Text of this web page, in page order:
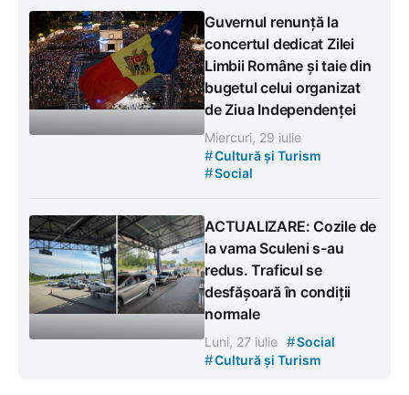
Guvernul renunță la
concertul dedicat Zilei
Limbii Române și taie din
bugetul celui organizat
de Ziua Independenței
Miercuri, 29 iulie
#Cultură și Turism
#Social
ACTUALIZARE: Cozile de
la vama Sculeni s-au
redus. Traficul se
desfășoară în condiții
normale
Luni, 27 iulie #Social
#Cultură și Turism